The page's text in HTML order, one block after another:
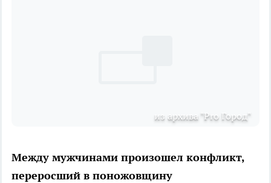
из архива "Pro Город"
Между мужчинами произошел конфликт,
переросший в поножовщину